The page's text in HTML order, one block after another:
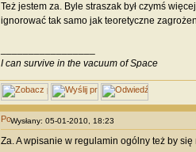
Też jestem za. Byle straszak był czymś
ignorować tak samo jak teoretyczne
I can survive in the vacuum of Space
Wysłany: 05-01-2010, 18:23
Za. A wpisanie w regulamin ogólny też by się